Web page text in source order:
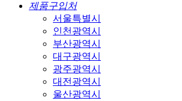
제품구입처
서울특별시
인천광역시
부산광역시
대구광역시
광주광역시
대전광역시
울산광역시